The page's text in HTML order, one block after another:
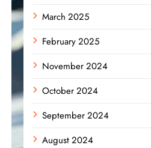
March 2025
February 2025
November 2024
October 2024
September 2024
August 2024